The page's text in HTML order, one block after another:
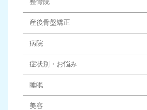
整骨院
産後骨盤矯正
病院
症状別・お悩み
睡眠
美容